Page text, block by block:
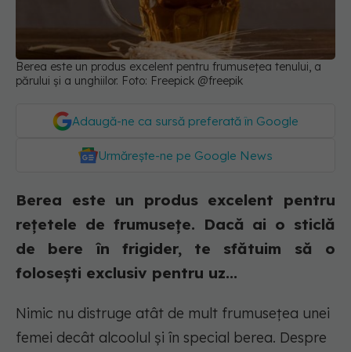
Berea este un produs excelent pentru frumusețea tenului, a
părului și a unghiilor. Foto: Freepick @freepik
Adaugă-ne ca sursă preferată în Google
Urmărește-ne pe Google News
Berea este un produs excelent pentru
rețetele de frumusețe. Dacă ai o sticlă
de bere în frigider, te sfătuim să o
folosești exclusiv pentru uz...
Nimic nu distruge atât de mult frumusețea unei
femei decât alcoolul și în special berea. Despre